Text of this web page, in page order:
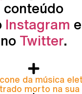
conteúdo
Instagram e
no Twitter.
da música
morto na sua